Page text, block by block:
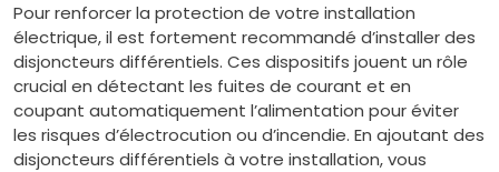
Pour renforcer la protection de votre installation
électrique, il est fortement recommandé d’installer des
disjoncteurs différentiels. Ces dispositifs jouent un rôle
crucial en détectant les fuites de courant et en
coupant automatiquement l’alimentation pour éviter
les risques d’électrocution ou d’incendie. En ajoutant des
disjoncteurs différentiels à votre installation, vous